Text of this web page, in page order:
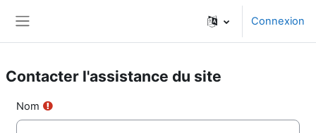
Connexion
Contacter l'assistance du site
Nom